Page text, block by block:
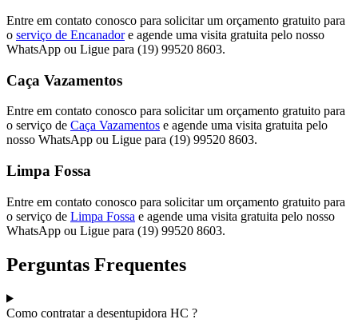
Entre em contato conosco para solicitar um orçamento gratuito para
o serviço de Encanadore agende uma visita gratuita pelo nosso
WhatsApp ou Ligue para (19) 99520 8603.
Caça Vazamentos
Entre em contato conosco para solicitar um orçamento gratuito para
o serviço de Caça Vazamentos e agende uma visita gratuita pelo
nosso WhatsApp ou Ligue para (19) 99520 8603.
Limpa Fossa
Entre em contato conosco para solicitar um orçamento gratuito para
o serviço de Limpa Fossa e agende uma visita gratuita pelo nosso
WhatsApp ou Ligue para (19) 99520 8603.
Perguntas Frequentes
Como contratar a desentupidora HC ?